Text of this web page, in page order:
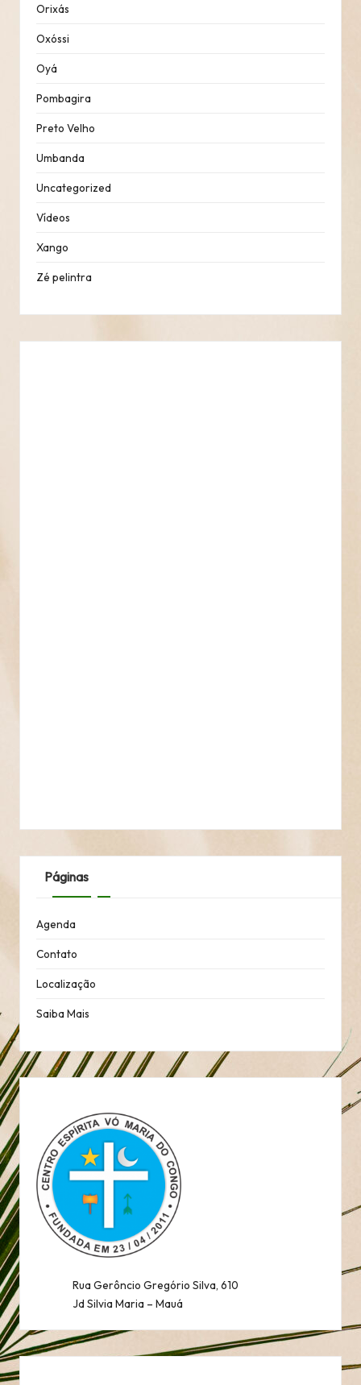
Orixás
Oxóssi
Oyá
Pombagira
Preto Velho
Umbanda
Uncategorized
Vídeos
Xango
Zé pelintra
Páginas
Agenda
Contato
Localização
Saiba Mais
Rua Gerôncio Gregório Silva, 610
Jd Silvia Maria – Mauá